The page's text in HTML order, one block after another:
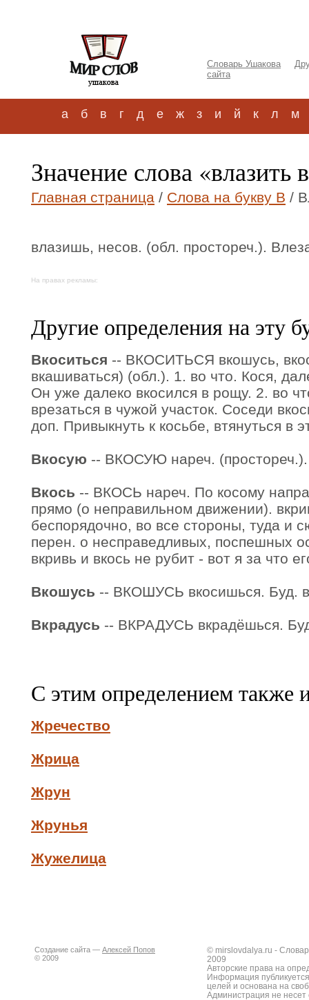
Словарь Ушакова
сайта
а б в г д е ж з и й к л м
Значение слова «влазить
Главная страница / Слова на букву В /
влазишь, несов. (обл. простореч.).
На правах рекламы:
Другие определения на эту
Вкоситься -- ВКОСИТЬСЯ вкошусь,
вкашиваться) (обл.). 1. во что. Кося,
Он уже далеко вкосился в рощу. 2. во
врезаться в чужой участок. Соседи
доп. Привыкнуть к косьбе, втянуться в
Вкосую -- ВКОСУЮ нареч. (простореч.).
Вкось -- ВКОСЬ нареч. По косому
прямо (о неправильном движении).
беспорядочно, во все стороны, туда и
перен. о несправедливых, поспешных
вкривь и вкось не рубит - вот я за что
Вкошусь -- ВКОШУСЬ вкосишься. Буд.
Вкрадусь -- ВКРАДУСЬ вкрадёшься.
С этим определением также
Жречество
Жрица
Жрун
Жрунья
Жужелица
Создание сайта — Алексей Попов
© 2009
© mirslovdalya.ru -
2009
Авторские права на
Информация
целей и основана на
Администрация не несет